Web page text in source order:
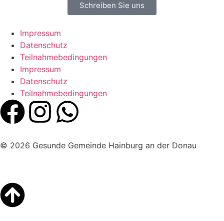
Schreiben Sie uns
Impressum
Datenschutz
Teilnahmebedingungen
Impressum
Datenschutz
Teilnahmebedingungen
© 2026 Gesunde Gemeinde Hainburg an der Donau